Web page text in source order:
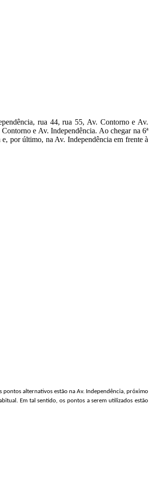
rua 44, rua 55, Av. Contorno e Av.
e Av. Independência. Ao chegar na 6ª
por último, na Av. Independência em frente à
alternativos estão na Av. Independência, próximo
Em tal sentido, os pontos a serem utilizados estão